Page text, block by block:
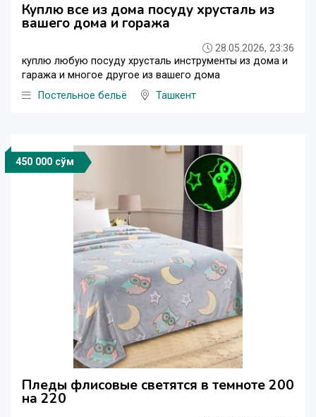
Куплю все из дома посуду хрусталь из
вашего дома и гоража
28.05.2026, 23:36
куплю любую посуду хрусталь инструменты из дома и
гаража и многое другое из вашего дома
Постельное бельё
Ташкент
450 000 сўм
Пледы флисовые светятся в темноте 200
на 220